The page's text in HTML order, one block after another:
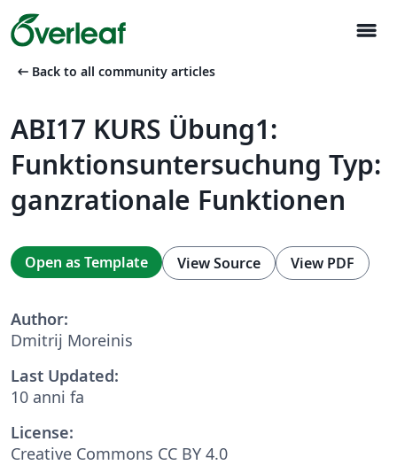
menu
arrow_left_alt Back to all community articles
ABI17 KURS Übung1:
Funktionsuntersuchung Typ:
ganzrationale Funktionen
Open as Template View Source View PDF
Author:
Dmitrij Moreinis
Last Updated:
10 anni fa
License:
Creative Commons CC BY 4.0